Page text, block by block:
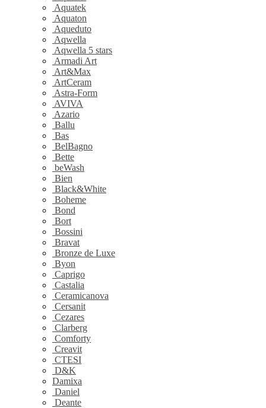
Aquatek
Aquaton
Aqueduto
Aqwella
Aqwella 5 stars
Armadi Art
Art&Max
ArtCeram
Astra-Form
AVIVA
Azario
Ballu
Bas
BelBagno
Bette
beWash
Bien
Black&White
Boheme
Bond
Bort
Bossini
Bravat
Bronze de Luxe
Byon
Caprigo
Castalia
Ceramicanova
Cersanit
Cezares
Clarberg
Comforty
Creavit
CTESI
D&K
Damixa
Daniel
Deante